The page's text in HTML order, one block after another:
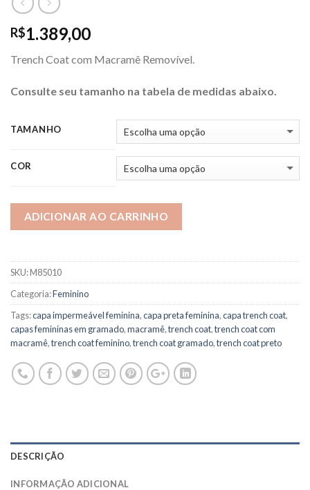
R$1.389,00
Trench Coat com Macramê Removível.
Consulte seu tamanho na tabela de medidas abaixo
TAMANHO
COR
ADICIONAR AO CARRINHO
SKU:M85010
Categoria:Feminino
Tags:capa impermeável feminina,capa preta feminina,capa trench coat,
capas femininas em gramado,macramê,trench coat,trench coat com
macramê,trench coat feminino,trench coat gramado,trench coat preto
DESCRIÇÃO
INFORMAÇÃO ADICIONAL